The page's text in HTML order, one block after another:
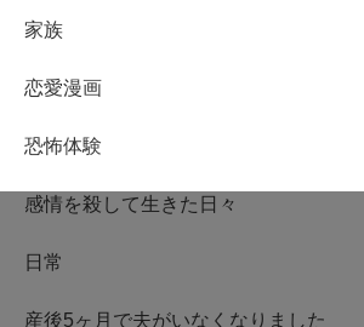
家族
恋愛漫画
恐怖体験
感情を殺して生きた日々
日常
産後5ヶ月で夫がいなくなりました